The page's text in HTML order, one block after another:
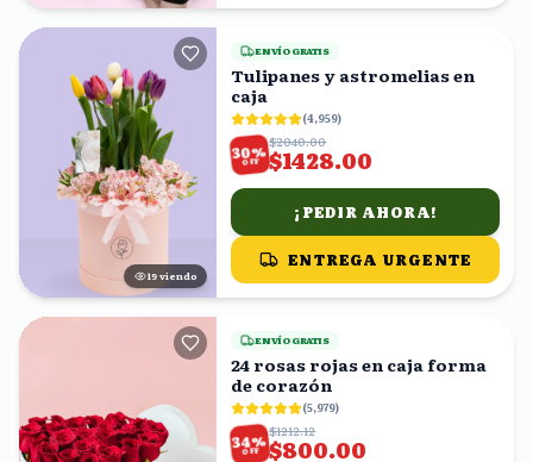
18 viendo
ENVÍO GRATIS
Tulipanes y astromelias en
caja
(4,959)
30%
OFF
$2040.00
$1428.00
¡PEDIR AHORA!
ENTREGA URGENTE
ENVÍO GRATIS
24 rosas rojas en caja forma
de corazón
(5,979)
34%
OFF
$1212.12
$800.00